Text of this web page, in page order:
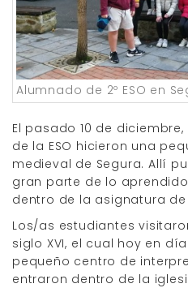
Alumnado de 2º ESO en
El pasado 10 de
de la ESO hicieron una
medieval de Segura. Allí
gran parte de lo
dentro de la asignatura
Los/as estudiantes
siglo XVI, el cual hoy en
pequeño centro de
entraron dentro de la